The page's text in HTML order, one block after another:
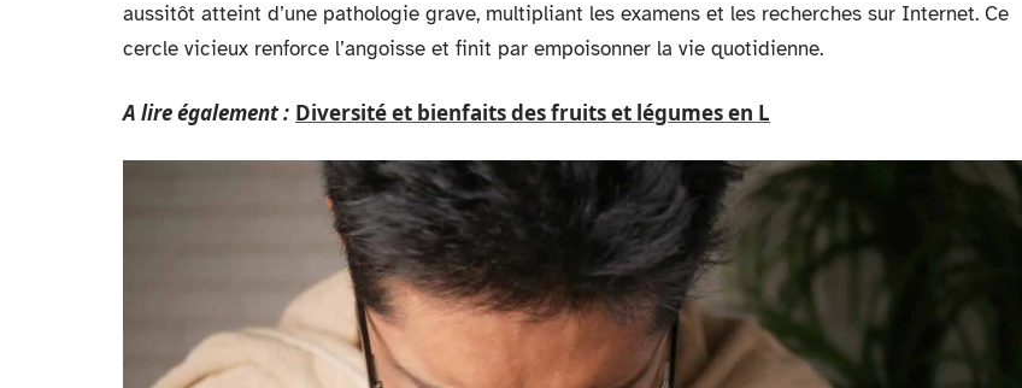
aussitôt atteint d’une pathologie grave, multipliant les examens et les recherches sur Internet. Ce
cercle vicieux renforce l’angoisse et finit par empoisonner la vie quotidienne.
A lire également : Diversité et bienfaits des fruits et légumes en L